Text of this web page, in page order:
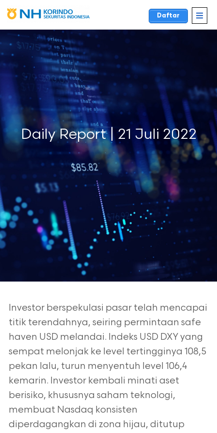
Daftar
Daily Report | 21 Juli 2022
Investor berspekulasi pasar telah mencapai
titik terendahnya, seiring permintaan safe
haven USD melandai. Indeks USD DXY yang
sempat melonjak ke level tertingginya 108,5
pekan lalu, turun menyentuh level 106,4
kemarin. Investor kembali minati aset
berisiko, khususnya saham teknologi,
membuat Nasdaq konsisten
diperdagangkan di zona hijau, ditutup